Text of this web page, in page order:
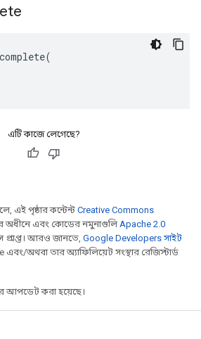
এটি কাজে লেগেছে?
এই পৃষ্ঠার কন্টেন্ট Creative Commons
অধীনে এবং কোডের নমুনাগুলিApache 2.0
প্রাপ্ত। আরও জানতে, Google Developers সাইট
অথবা তার অ্যাফিলিয়েট সংস্থার রেজিস্টার্ড
আপডেট করা হয়েছে।